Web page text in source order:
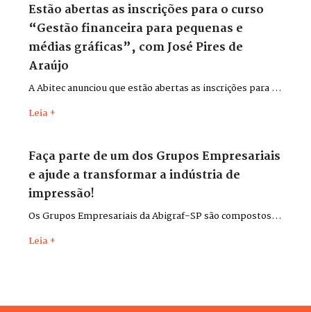
Estão abertas as inscrições para o curso
“Gestão financeira para pequenas e
médias gráficas”, com José Pires de
Araújo
A Abitec anunciou que estão abertas as inscrições para o
gráficas”, com o consultor José Pires de Araújo.
Leia +
Faça parte de um dos Grupos Empresariais
e ajude a transformar a indústria de
impressão!
Os Grupos Empresariais da Abigraf-SP são compostos
apresentar soluções, trocar experiências e contribuir,
Leia +